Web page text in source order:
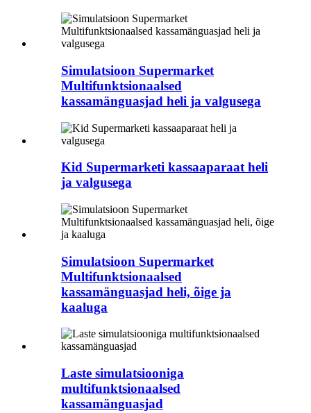
Simulatsioon Supermarket
Multifunktsionaalsed
kassamänguasjad heli ja valgusega
Kid Supermarketi kassaaparaat heli
ja valgusega
Simulatsioon Supermarket
Multifunktsionaalsed
kassamänguasjad heli, õige ja
kaaluga
Laste simulatsiooniga
multifunktsionaalsed
kassamänguasjad